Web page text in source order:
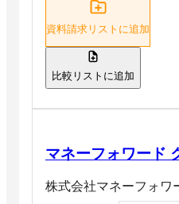
資料請求リストに追加
比較リストに追加
マネーフォワード
株式会社マネーフォワ